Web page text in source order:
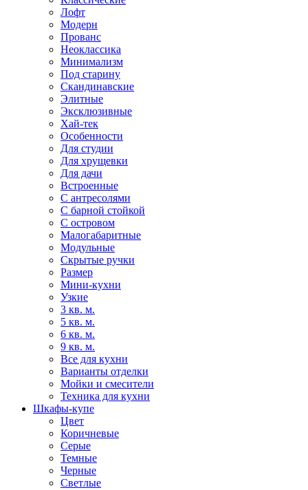
Лофт
Модерн
Прованс
Неоклассика
Минимализм
Под старину
Скандинавские
Элитные
Эксклюзивные
Хай-тек
Особенности
Для студии
Для хрущевки
Для дачи
Встроенные
С антресолями
С барной стойкой
С островом
Малогабаритные
Модульные
Скрытые ручки
Размер
Мини-кухни
Узкие
3 кв. м.
5 кв. м.
6 кв. м.
9 кв. м.
Все для кухни
Варианты отделки
Мойки и смесители
Техника для кухни
Шкафы-купе
Цвет
Коричневые
Серые
Темные
Черные
Светлые